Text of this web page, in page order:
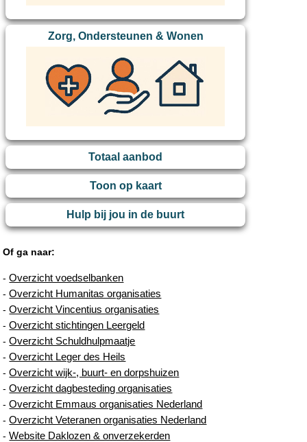
Zorg, Ondersteunen & Wonen
Totaal aanbod
Toon op kaart
Hulp bij jou in de buurt
Of ga naar:
-Overzicht voedselbanken
-Overzicht Humanitas organisaties
-Overzicht Vincentius organisaties
-Overzicht stichtingen Leergeld
-Overzicht Schuldhulpmaatje
-Overzicht Leger des Heils
-Overzicht wijk-, buurt- en dorpshuizen
-Overzicht dagbesteding organisaties
-Overzicht Emmaus organisaties Nederland
-Overzicht Veteranen organisaties Nederland
-Website Daklozen & onverzekerden